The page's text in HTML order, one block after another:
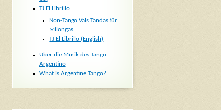
TJ El Librillo
Non-Tango Vals Tandas für
Milongas
TJ El Librillo (English)
Über die Musik des Tango
Argentino
What is Argentine Tango?